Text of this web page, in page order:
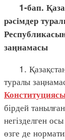
1-бап.
рәсімдер
заңнамасы
1. Қазақстан
туралы
бірдей
негізделген
өзге де